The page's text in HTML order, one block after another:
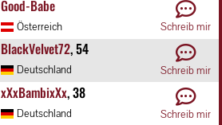
Good-Babe
Österreich Schreib mir
BlackVelvet72, 54
Deutschland Schreib mir
xXxBambixXx, 38
Deutschland Schreib mir